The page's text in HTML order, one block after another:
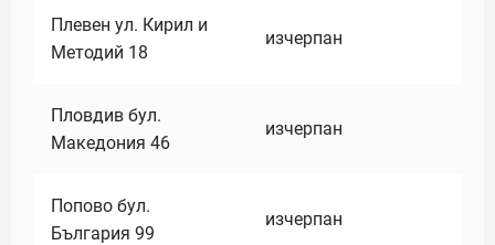
Плевен ул. Кирил и
Методий 18
изчерпан
Пловдив бул.
Македония 46
изчерпан
Попово бул.
България 99
изчерпан